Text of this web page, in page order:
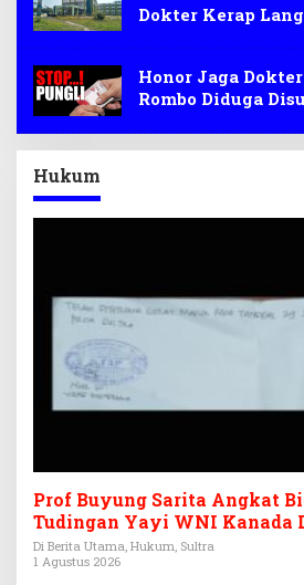
Dokter Kerap
Honor Jaga
Rombo Diduga
Hukum
Prof Buyung Sarita Angkat
Tudingan Yayi WNI Kanada
Rp3,6 Miliar
Di Berita Utama, Hukum, Sultra
1 Agustus 2026